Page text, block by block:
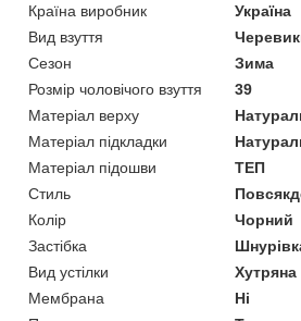
Країна виробник
Україна
Вид взуття
Сезон
Зима
Розмір чоловічого взуття
39
Матеріал верху
Матеріал підкладки
Матеріал підошви
ТЕП
Стиль
Колір
Чорний
Застібка
Вид устілки
Хутряна
Мембрана
Ні